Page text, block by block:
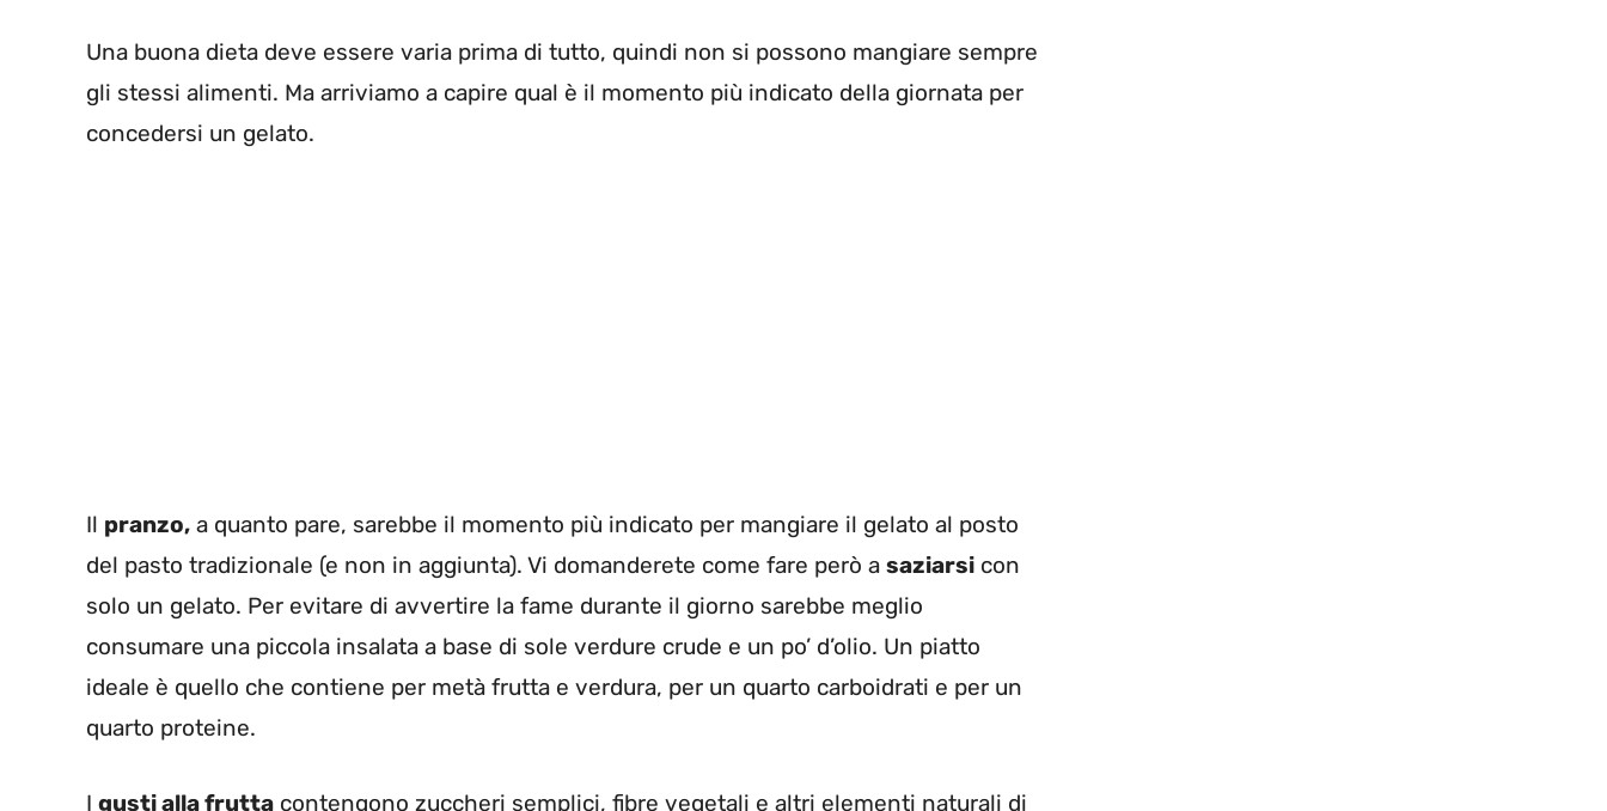
Una buona dieta deve essere varia prima di tutto, quindi non si possono mangiare sempre
gli stessi alimenti. Ma arriviamo a capire qual è il momento più indicato della giornata per
concedersi un gelato.
Il pranzo, a quanto pare, sarebbe il momento più indicato per mangiare il gelato al posto
del pasto tradizionale (e non in aggiunta). Vi domanderete come fare però a saziarsi con
solo un gelato. Per evitare di avvertire la fame durante il giorno sarebbe meglio
consumare una piccola insalata a base di sole verdure crude e un po’ d’olio. Un piatto
ideale è quello che contiene per metà frutta e verdura, per un quarto carboidrati e per un
quarto proteine.
I gusti alla frutta contengono zuccheri semplici, fibre vegetali e altri elementi naturali di